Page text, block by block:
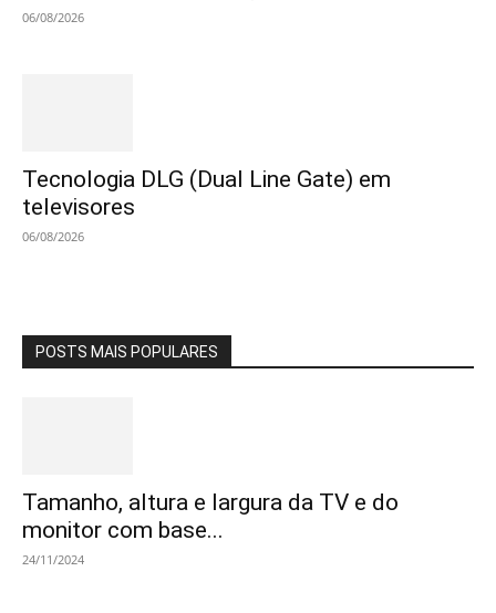
06/08/2026
Tecnologia DLG (Dual Line Gate) em
televisores
06/08/2026
POSTS MAIS POPULARES
Tamanho, altura e largura da TV e do
monitor com base...
24/11/2024